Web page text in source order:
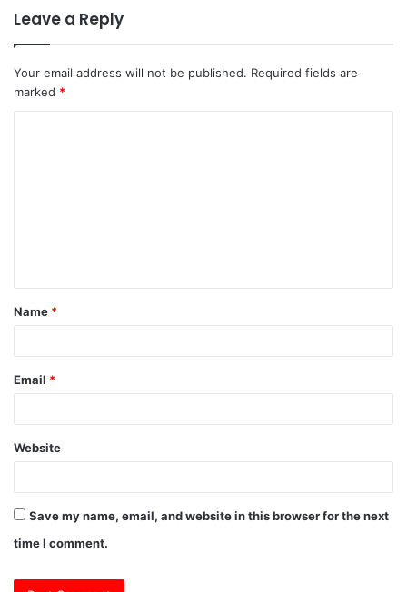
Leave a Reply
Your email address will not be published. Required fields are
marked *
t
*
Name *
Email *
Website
Save my name, email, and website in this browser for the next
time I comment.